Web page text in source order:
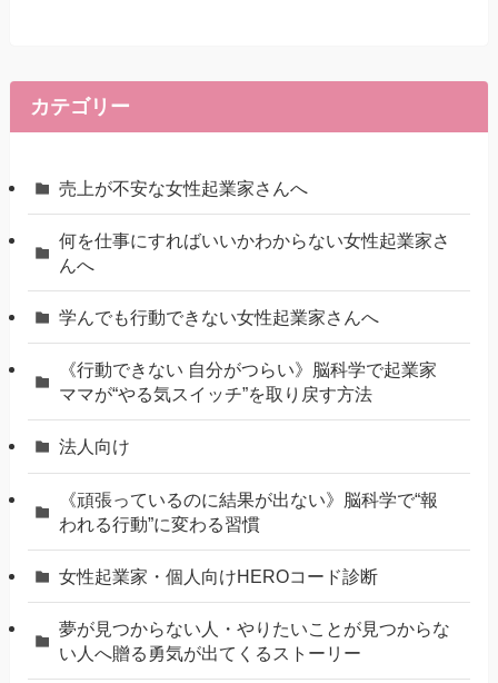
カテゴリー
売上が不安な女性起業家さんへ
何を仕事にすればいいかわからない女性起業家さ
んへ
学んでも行動できない女性起業家さんへ
《行動できない 自分がつらい》脳科学で起業家
ママが“やる気スイッチ”を取り戻す方法
法人向け
《頑張っているのに結果が出ない》脳科学で“報
われる行動”に変わる習慣
女性起業家・個人向けHEROコード診断
夢が見つからない人・やりたいことが見つからな
い人へ贈る勇気が出てくるストーリー